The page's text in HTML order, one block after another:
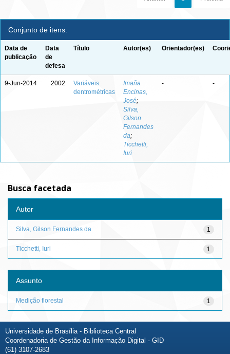
Conjunto de itens:
Data de
publicação
Data
de
defesa
Título Autor(es) Orientador(es)
9-Jun-2014 2002
Variáveis
dentrométricas
Imaña
Encinas,
José;
Silva,
Gilson
Fernandes
da;
Ticchetti,
Iuri
- -
Busca facetada
Autor
1
Silva, Gilson Fernandes da
1
Ticchetti, Iuri
Assunto
1
Medição florestal
Universidade de Brasília - Biblioteca Central
Coordenadoria de Gestão da Informação Digital - GID
(61) 3107-2683